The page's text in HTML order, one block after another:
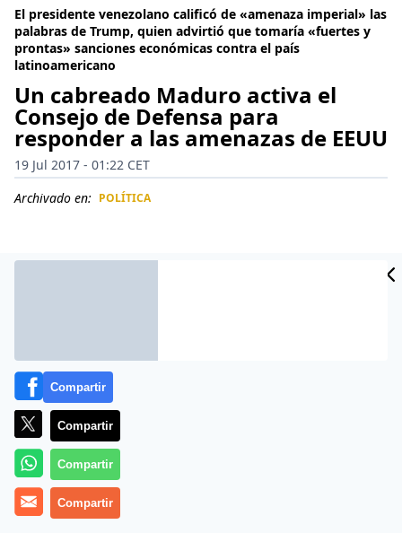
El presidente venezolano calificó de «amenaza imperial» las
palabras de Trump, quien advirtió que tomaría «fuertes y
prontas» sanciones económicas contra el país
latinoamericano
Un cabreado Maduro activa el
Consejo de Defensa para
responder a las amenazas de EEUU
19 Jul 2017 - 01:22 CET
Archivado en: POLÍTICA
El presidente de Venezuela, Nicolás Maduro, activó
este martes el Consejo de Defensa de la Nación
Compartir
Compartir
Compartir
Compartir